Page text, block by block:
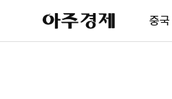
아
주
제
중국